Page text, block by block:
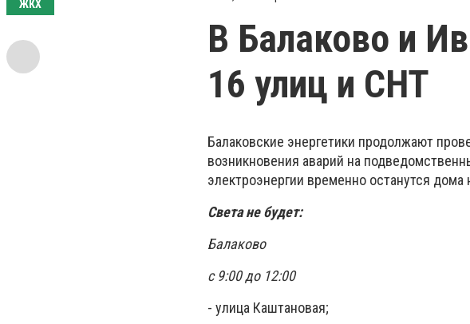
ЖКХ
В Балаково и
16 улиц и СНТ
Балаковские энергетики продолжают
возникновения аварий на
электроэнергии временно останутся
Света не будет:
Балаково
с 9:00 до 12:00
- улица Каштановая;